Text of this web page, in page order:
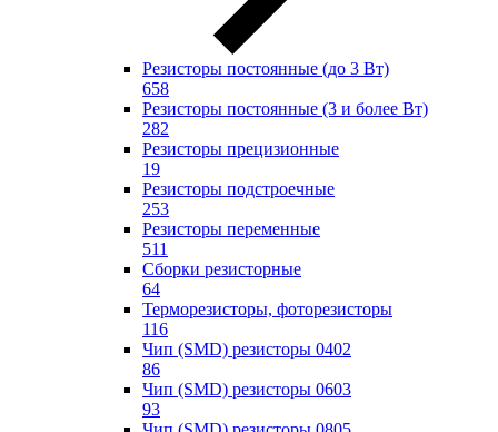
Резисторы постоянные (до 3 Вт)
658
Резисторы постоянные (3 и более Вт)
282
Резисторы прецизионные
19
Резисторы подстроечные
253
Резисторы переменные
511
Сборки резисторные
64
Терморезисторы, фоторезисторы
116
Чип (SMD) резисторы 0402
86
Чип (SMD) резисторы 0603
93